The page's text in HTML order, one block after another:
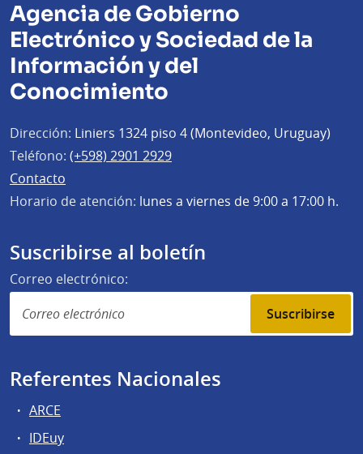
Agencia de Gobierno
Electrónico y Sociedad de la
Información y del
Conocimiento
Dirección: Liniers 1324 piso 4 (Montevideo, Uruguay)
Teléfono: (+598) 2901 2929
Contacto
Horario de atención: lunes a viernes de 9:00 a 17:00 h.
Suscribirse al boletín
Correo electrónico:
Suscribirse
Referentes Nacionales
ARCE
IDEuy